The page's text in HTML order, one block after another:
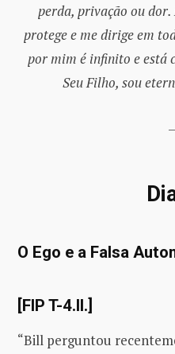
perda, privação ou
protege e me dirige em
por mim é infinito e está
Seu Filho, sou
O Ego e a Falsa
[FIP T-4.II.]
“Bill perguntou